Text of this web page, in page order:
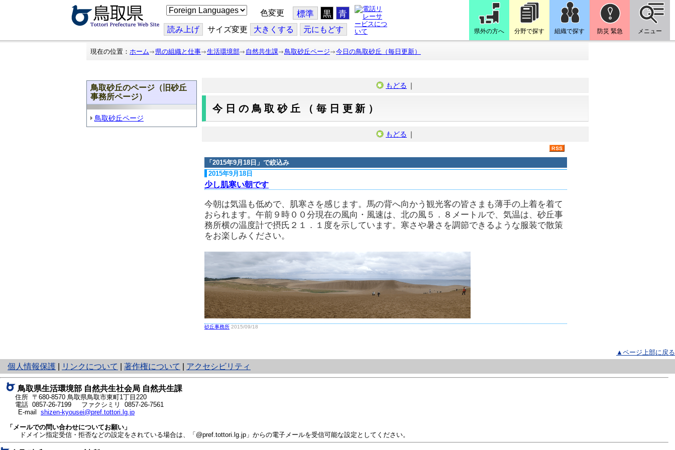
こ
の
ジ
を
翻
色変更 標準 黒 青
読み上げ サイズ変更 大きくする 元にもどす 県外の方へ 分野で探す 組織で探す 防災 緊急 メニュー
現在の位置： ホーム 県の組織と仕事 生活環境部 自然共生課 鳥取砂丘ページ 今日の鳥取砂丘（毎日更新）
鳥取砂丘のページ（旧砂丘
事務所ページ）
鳥取砂丘ページ
もどる ｜
今日の鳥取砂丘（毎日更新）
もどる ｜
「 2015年9月18日 」で絞込み
2015年9月18日
少し肌寒い朝です
今朝は気温も低めで、肌寒さを感じます。馬の背へ向かう観光客の皆さまも薄手の上着を着て
おられます。午前９時００分現在の風向・風速は、北の風５．８メートルで、気温は、砂丘事
務所横の温度計で摂氏２１．１度を示しています。寒さや暑さを調節できるような服装で散策
をお楽しみください。
砂丘事務所 2015/09/18
▲ページ上部に戻る
個人情報保護
と
り
ネ
ッ
ト
へ
の
リンクについて 著作権について アクセシビリティ
鳥取県生活環境部 自然共生社会局 自然共生課
住所 〒680-8570 鳥取県鳥取市東町1丁目220
電話 0857-26-7199
ファクシミリ 0857-26-7561
E-mail shizen-kyousei@pref.tottori.lg.jp
「メールでの問い合わせについてお願い」
ドメイン指定受信・拒否などの設定をされている場合は、「@pref.tottori.lg.jp」からの電子メールを受信可能な設定としてください。